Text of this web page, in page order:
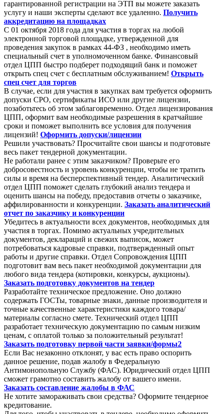
гарантированной регистрации на ЭТП вы можете заказать
услугу и наши эксперты сделают все удаленно. Получить
аккредитацию на площадках
С 01 октября 2018 года для участия в торгах на любой
электронной торговой площадке, утвержденной для
проведения закупок в рамках 44-ФЗ , необходимо иметь
специальный счет в уполномоченном банке. Финансовый
отдел ЦПП быстро подберет подходящий банк и поможет
открыть спец счет с бесплатным обслуживанием! Открыть
спец счет для торгов
В случае, если для участия в закупках вам требуется оформить
допуски СРО, сертификаты ИСО или другие лицензии,
позаботьтесь об этом заблаговременно. Отдел лицензирования
ЦПП, оформит вам необходимые разрешения в кратчайшие
сроки и поможет выполнить все условия для получения
лицензий! Оформить допуски/лицензии
Решили участвовать? Просчитайте свои шансы и подготовьте
весь пакет тендерной документации.
Не работали ранее с этим заказчиком? Проверьте его
добросовестность и уровень конкуренции, чтобы не тратить
силы и время на бесперспективный тендер. Аналитический
отдел ЦПП поможет сделать глубокий анализ тендера и
оценить шансы на победу, предоставив отчеты о заказчике,
аффилированности и конкуренции. Заказать аналитический
отчет по заказчику и конкуренции
Убедитесь в актуальности всех документов, необходимых для
участия в торгах. Помимо актуальных учредительных
документов, деклараций и свежих выписок, может
потребоваться кадровые справки, подтвержденный опыт
работы и другие справки. Отдел Сопровождения ЦПП
подготовит вам весь пакет необходимой документации для
любого вида тендера (котировки, конкурсы, аукционы).
Заказать подготовку документов на тендер
Разработайте техническое предложение. Оно должно
содержать ГОСТы, товарные знаки, данные производителя и
точные качественные характеристики каждого товара/
материалы согласно смете. Технический отдел ЦПП
разработает техническую документацию по самым низким
ценам, с оплатой только за положительный результат!
Заказать подготовку первой части заявки/формы2
Если Вас незаконно отклонят, у вас есть право оспорить
данное решение, подав жалобу в Федеральную
Антимонопольную Службу (ФАС). Юридический отдел ЦПП
сможет грамотно составить жалобу от вашего имени.
Заказать составление жалобы в ФАС
Не хотите замораживать свои средства? Оформите тендерное
кредитование.